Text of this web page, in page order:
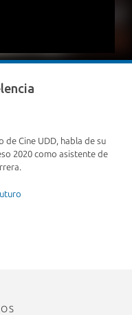
de Cine UDD, habla de su
2020 como asistente de